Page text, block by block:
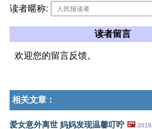
读者暱称:
读者留言
欢迎您的留言反馈。
相关文章：
爱女意外离世 妈妈发现温馨叮咛 🖼️